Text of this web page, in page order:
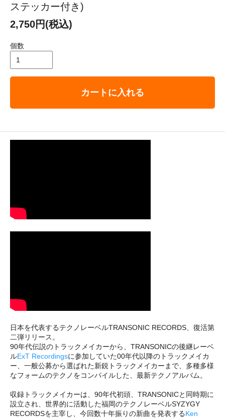
ステッカー付き)
2,750円(税込)
個数
カートに入れる
日本を代表するテクノレーベルTRANSONIC RECORDS、復活第
二弾リリース。
90年代伝説のトラックメイカーから、TRANSONICの後継レーベ
ルExT Recordingsに参加していた00年代以降のトラックメイカ
ー、一般公募から選ばれた新鋭トラックメイカーまで、多種多様
なフォームのテクノをコンパイルした、最新テクノアルバム。
収録トラックメイカーは、90年代初頭、TRANSONICと同時期に
設立され、世界的に活動した福岡のテクノレーベルSYZYGY
RECORDSを主宰し、今回数十年振りの新曲を発表するKen